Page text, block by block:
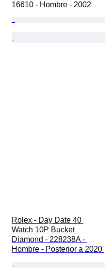
16610 - Hombre - 2002
Rolex - Day Date 40
Watch 10P Bucket
Diamond - 228238A -
Hombre - Posterior a 2020